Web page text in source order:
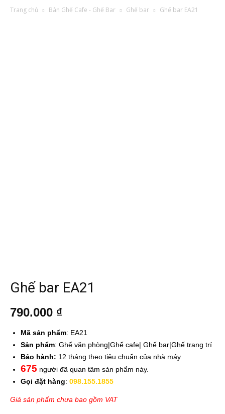
Trang chủ Bàn Ghế Cafe - Ghế Bar Ghế bar Ghế bar EA21
Ghế bar EA21
790.000 ₫
Mã sản phẩm: EA21
Sản phẩm: Ghế văn phòng|Ghế cafe| Ghế bar|Ghế trang trí
Bảo hành: 12 tháng theo tiêu chuẩn của nhà máy
675 người đã quan tâm sản phẩm này.
Gọi đặt hàng: 098.155.1855
Giá sản phẩm chưa bao gồm VAT